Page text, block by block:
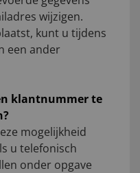
wijzigen.
kunt u tijdens
een ander
klantnummer te
mogelijkheid
u telefonisch
onder opgave